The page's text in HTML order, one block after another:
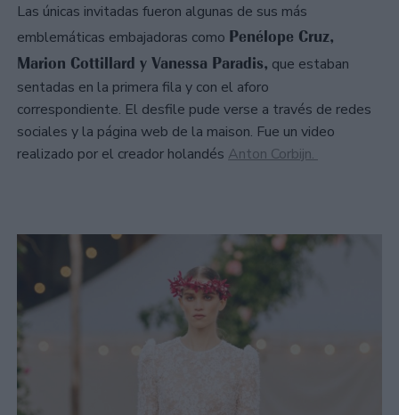
Las únicas invitadas fueron algunas de sus más
emblemáticas embajadoras como Penélope Cruz,
Marion Cottillard y Vanessa Paradis, que estaban
sentadas en la primera fila y con el aforo
correspondiente. El desfile pude verse a través de redes
sociales y la página web de la maison. Fue un video
realizado por el creador holandés Anton Corbijn.